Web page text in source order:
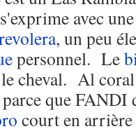
avec
, un peu
personnel. Le
cheval. Al
parce que FANDI
court en